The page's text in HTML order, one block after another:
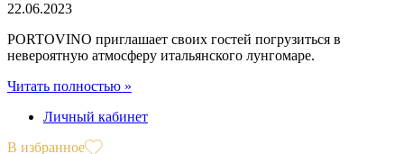
22.06.2023
PORTOVINO приглашает своих гостей погрузиться в
невероятную атмосферу итальянского лунгомаре.
Читать полностью »
Личный кабинет
В избранное